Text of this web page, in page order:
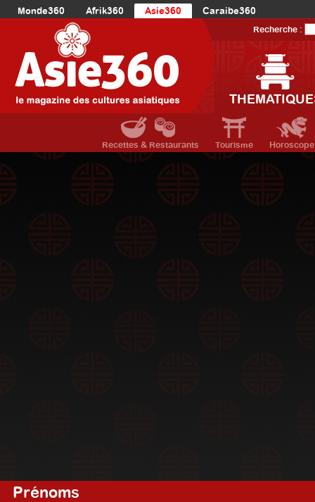
Monde360 Afrik360 Asie360
Caraibe360
Europe360
AmériqueDuNord360
Océanie360
Recherche :
Recettes & Restaurants Tourisme Horoscope
Prénoms